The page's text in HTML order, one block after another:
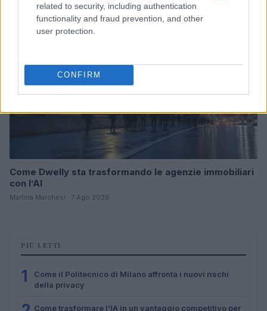
related to security, including authentication
functionality and fraud prevention, and other
user protection.
CONFIRM
SERVIZI PER LE AZIENDE
Come Dwelly sta trasformando le agenzie immobiliari
con l’AI
Martina Marchesi · 7 Ago 2026
PIÙ LETTI
1
Come il Politecnico di Milano affronta i nuovi rischi
della privacy
Come trasformare l’IA in un vantaggio competitivo per